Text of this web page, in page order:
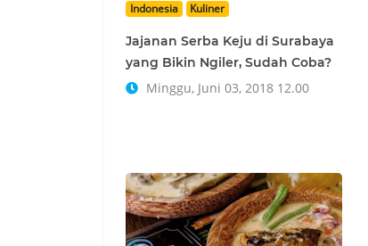
Indonesia Kuliner
Jajanan Serba Keju di Surabaya
yang Bikin Ngiler, Sudah Coba?
Minggu, Juni 03, 2018 12.00